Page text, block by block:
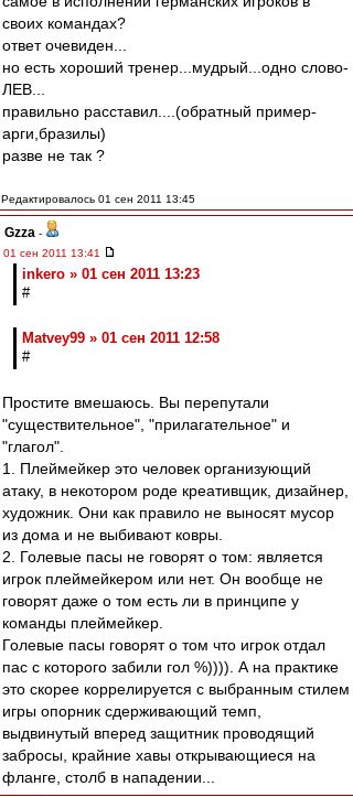
своих командах?
ответ очевиден...
но есть хороший тренер...мудрый...одно слово-
ЛЕВ...
правильно расставил....(обратный пример-
арги,бразилы)
разве не так ?
Редактировалось 01 сен 2011 13:45
Gzza -
01 сен 2011 13:41
inkero » 01 сен 2011 13:23
#
Matvey99 » 01 сен 2011 12:58
#
Простите вмешаюсь. Вы перепутали
"существительное", "прилагательное" и
"глагол".
1. Плеймейкер это человек организующий
атаку, в некотором роде креативщик, дизайнер,
художник. Они как правило не выносят мусор
из дома и не выбивают ковры.
2. Голевые пасы не говорят о том: является
игрок плеймейкером или нет. Он вообще не
говорят даже о том есть ли в принципе у
команды плеймейкер.
Голевые пасы говорят о том что игрок отдал
пас с которого забили гол %)))). А на практике
это скорее коррелируется с выбранным стилем
игры опорник сдерживающий темп,
выдвинутый вперед защитник проводящий
забросы, крайние хавы открывающиеся на
фланге, столб в нападении...